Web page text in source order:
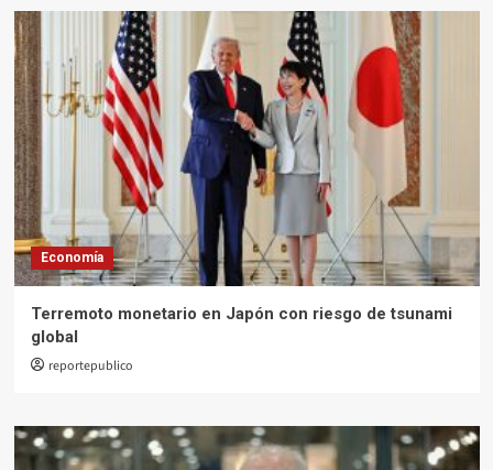
Economía
Terremoto monetario en Japón con riesgo de tsunami
global
reportepublico